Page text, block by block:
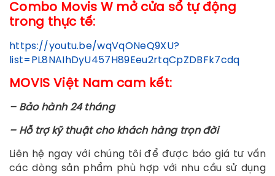
Combo Movis W mở cửa sổ tự động
trong thực tế:
https://youtu.be/wqVqONeQ9XU?
list=PL8NAIhDyU457H89Eeu2rtqCpZDBFk7cdq
MOVIS Việt Nam cam kết:
– Bảo hành 24 tháng
– Hỗ trợ kỹ thuật cho khách hàng trọn đời
Liên hệ ngay với chúng tôi để được báo giá tư vấn
các dòng sản phẩm phù hợp với nhu cầu sử dụng